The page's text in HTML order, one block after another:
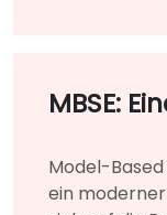
MBSE:
Model-Based
ein